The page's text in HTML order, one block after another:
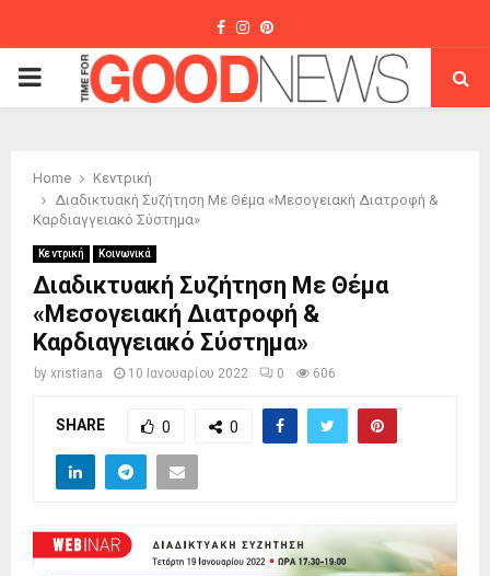
Facebook
Instagram
Pinterest
PRIMARY
Home
Κεντρική
Διαδικτυακή Συζήτηση Με Θέμα «Μεσογειακή Διατροφή &
Καρδιαγγειακό Σύστημα»
Κεντρική Κοινωνικά
Διαδικτυακή Συζήτηση Με Θέμα
«Μεσογειακή Διατροφή &
Καρδιαγγειακό Σύστημα»
by xristiana 10 Ιανουαρίου 2022 0 606
SHARE 0 0